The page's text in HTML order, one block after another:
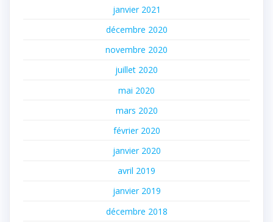
janvier 2021
décembre 2020
novembre 2020
juillet 2020
mai 2020
mars 2020
février 2020
janvier 2020
avril 2019
janvier 2019
décembre 2018